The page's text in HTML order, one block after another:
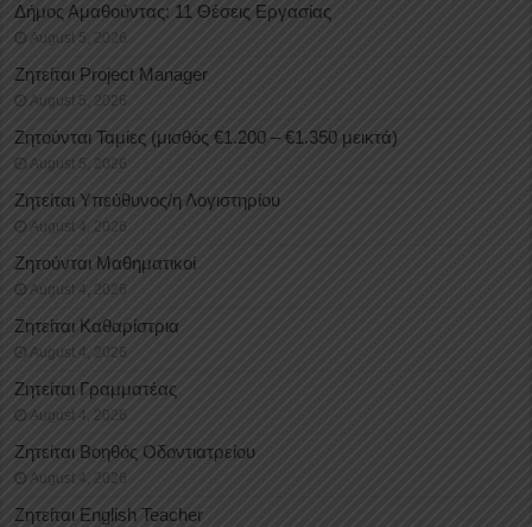
Δήμος Αμαθούντας: 11 Θέσεις Εργασίας
August 5, 2026
Ζητείται Project Manager
August 5, 2026
Ζητούνται Ταμίες (μισθός €1.200 – €1.350 μεικτά)
August 5, 2026
Ζητείται Υπεύθυνος/η Λογιστηρίου
August 4, 2026
Ζητούνται Μαθηματικοί
August 4, 2026
Ζητείται Καθαρίστρια
August 4, 2026
Ζητείται Γραμματέας
August 4, 2026
Ζητείται Βοηθός Οδοντιατρείου
August 4, 2026
Ζητείται English Teacher